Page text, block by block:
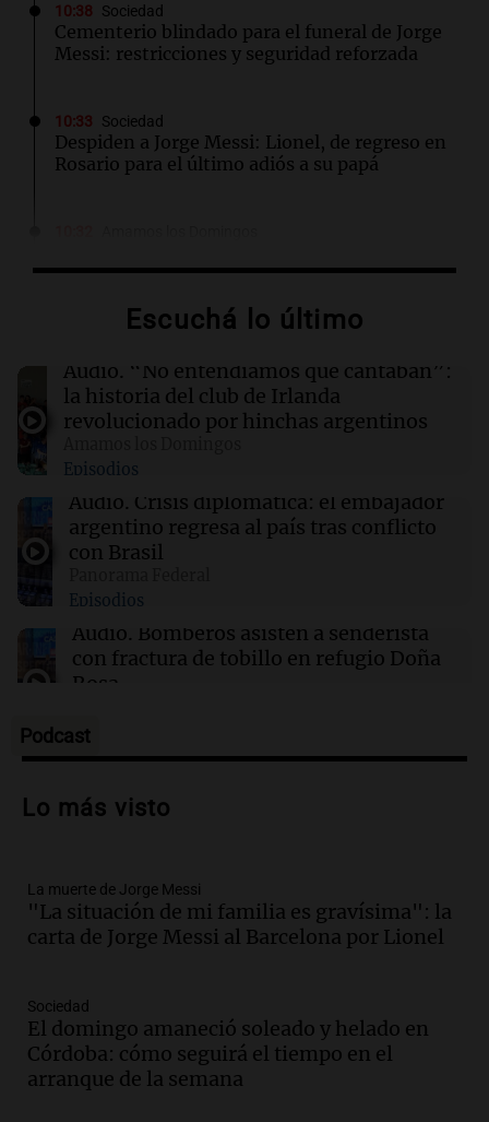
10:38 Sociedad
Cementerio blindado para el funeral de Jorge
Messi: restricciones y seguridad reforzada
10:33 Sociedad
Despiden a Jorge Messi: Lionel, de regreso en
Rosario para el último adiós a su papá
doctora de oro
Jorge Parodi
09:43 Sociedad
Cristo Redentor: Avanza la reapertura del
paso tras el temporal en Mendoza este
domingo
09:37 Fútbol
San Lorenzo y Huracán se enfrentan este
domingo en un nuevo clásico del fútbol
argentino
09:26 Mundo
Pakistán refuerza la defensa con Arabia Saudí
y Turquía en un acuerdo histórico
Escuchá lo último
Audio. “No entendíamos qué cantaban”:
la historia del club de Irlanda
revolucionado por hinchas argentinos
Episodios
Audio. Crisis diplomática: el embajador
argentino regresa al país tras conflicto
con Brasil
Episodios
Audio. Bomberos asisten a senderista
con fractura de tobillo en refugio Doña
Rosa
Episodios
Audio.Amaycha del Valle avanza en
con nueva tecnología médica
Audio.Suspenden descuento en SUBE y
aumentan tarifas del SUBTE en Buenos
Aires desde agosto
Audio.Kicillof critica la desregulación
financiera y el aumento de la morosidad
en Buenos Aires
Podcast
Lo más visto
La muerte de Jorge Messi
"La situación de mi familia es gravísima": la
carta de Jorge Messi al Barcelona por Lionel
Sociedad
El domingo amaneció soleado y helado en
Córdoba: cómo seguirá el tiempo en el
arranque de la semana